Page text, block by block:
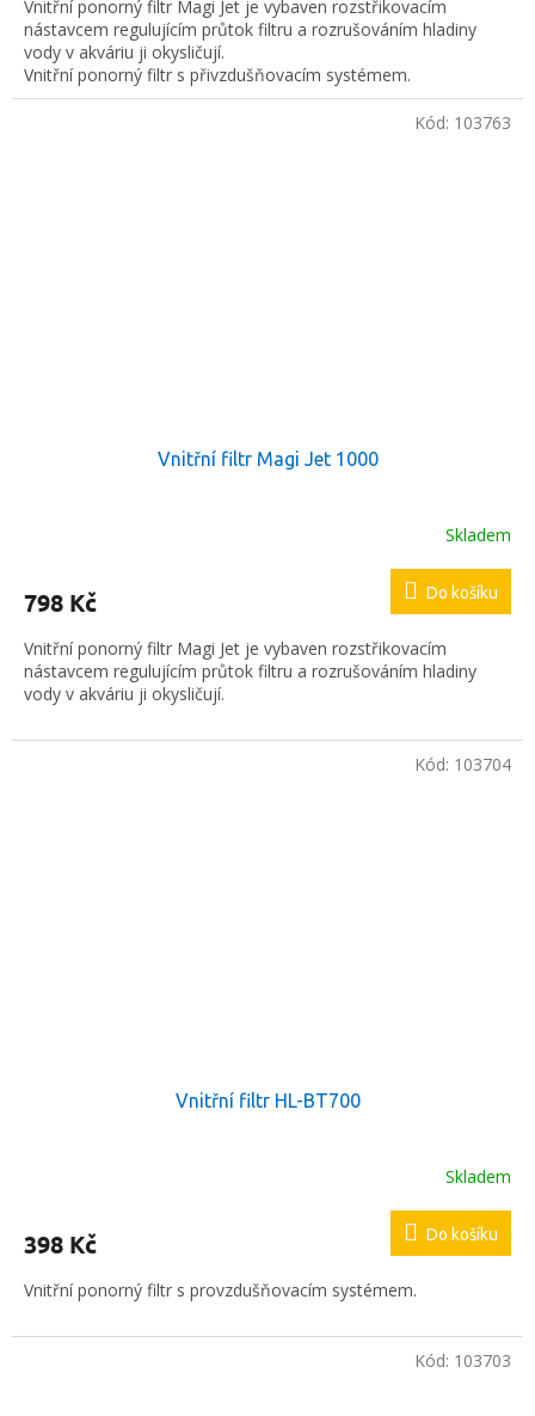
Vnitřní ponorný filtr Magi Jet je vybaven rozstřikovacím
nástavcem regulujícím průtok filtru a rozrušováním hladiny
vody v akváriu ji okysličují.
Vnitřní ponorný filtr s přivzdušňovacím systémem.
Vnitřní filtr Magi Jet 1000
Skladem
798 Kč Do košíku
Vnitřní ponorný filtr Magi Jet je vybaven rozstřikovacím
nástavcem regulujícím průtok filtru a rozrušováním hladiny
vody v akváriu ji okysličují.
Kód: 103763
Vnitřní filtr HL-BT700
Skladem
398 Kč Do košíku
Vnitřní ponorný filtr s provzdušňovacím systémem.
Kód: 103704
Kód: 103703